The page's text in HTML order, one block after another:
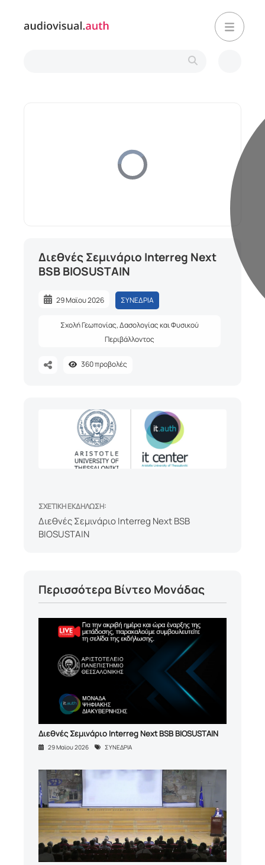
Video
Player
is
loading.
Διεθνές Σεμινάριο Interreg Next
BSB BIOSUSTAIN
29 Μαϊου 2026 ΣΥΝΕΔΡΙΑ
Σχολή Γεωπονίας, Δασολογίας και Φυσικού
Περιβάλλοντος
360προβολές
ΣΧΕΤΙΚΗ ΕΚΔΗΛΩΣΗ:
Διεθνές Σεμινάριο Interreg Next BSB
BIOSUSTAIN
Περισσότερα Βίντεο Μονάδας
Διεθνές Σεμινάριο Interreg Next BSB BIOSUSTAIN
29 Μαϊου 2026 ΣΥΝΕΔΡΙΑ